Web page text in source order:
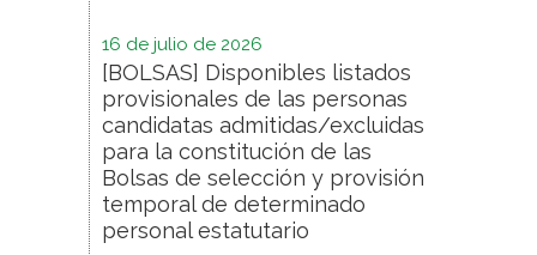
16 de julio de 2026
[BOLSAS] Disponibles listados
provisionales de las personas
candidatas admitidas/excluidas
para la constitución de las
Bolsas de selección y provisión
temporal de determinado
personal estatutario